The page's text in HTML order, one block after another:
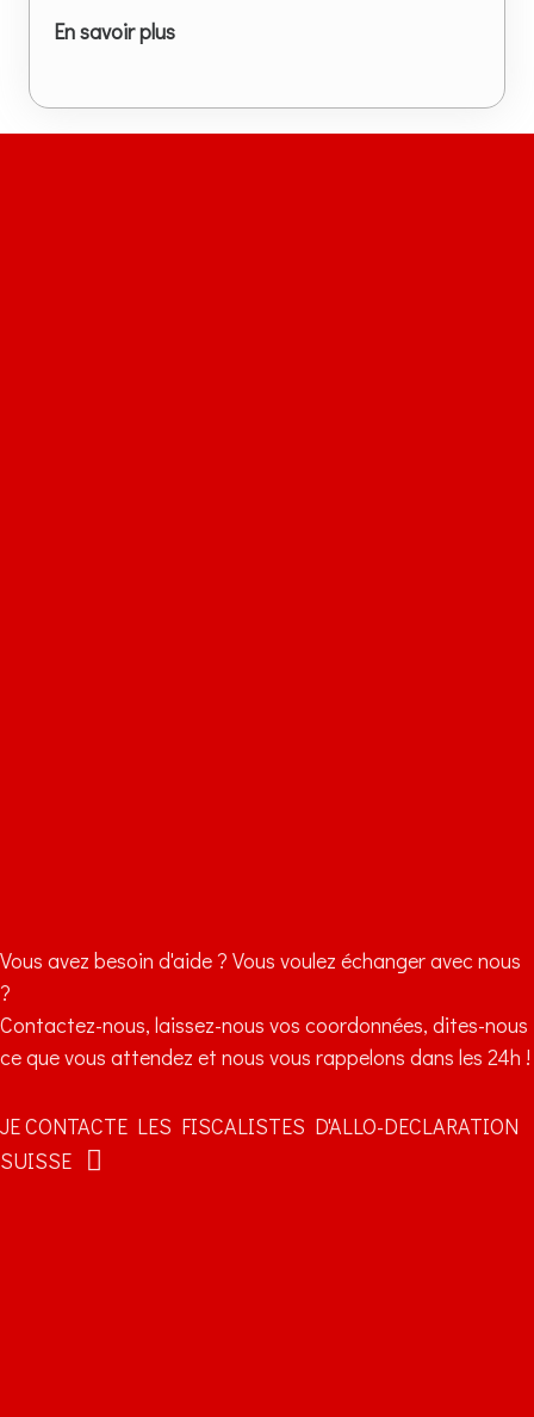
En savoir plus
Vous avez besoin d'aide ? Vous voulez échanger avec nous
?
Contactez-nous, laissez-nous vos coordonnées, dites-nous
ce que vous attendez et nous vous rappelons dans les 24h !
JE CONTACTE LES FISCALISTES D'ALLO-DECLARATION
SUISSE